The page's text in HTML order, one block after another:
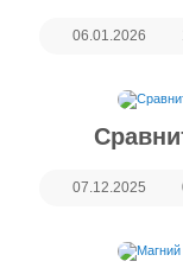
06.01.2026
07.12.2025